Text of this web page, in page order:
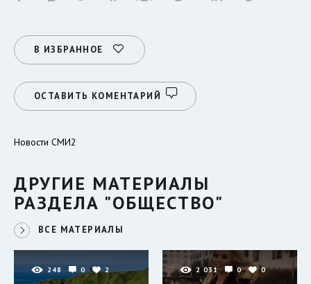
В ИЗБРАННОЕ
ОСТАВИТЬ КОМЕНТАРИЙ
Новости СМИ2
ДРУГИЕ МАТЕРИАЛЫ
РАЗДЕЛА "ОБЩЕСТВО"
ВСЕ МАТЕРИАЛЫ
248 0 2 2 031 0 0